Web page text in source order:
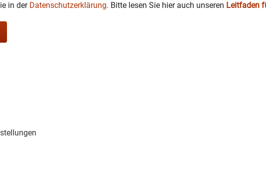
in der Datenschutzerklärung. Bitte lesen Sie hier auch unseren Leitfaden